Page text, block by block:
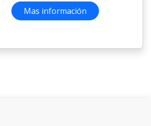
Mas información